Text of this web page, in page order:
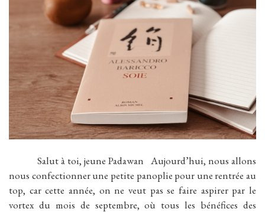
Salut à toi, jeune Padawan Aujourd’hui, nous allons
nous confectionner une petite panoplie pour une rentrée au
top, car cette année, on ne veut pas se faire aspirer par le
vortex du mois de septembre, où tous les bénéfices des